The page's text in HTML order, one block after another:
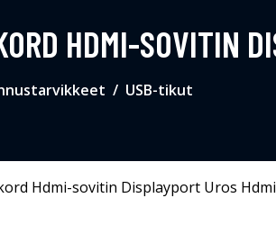
HDMI-SOVITIN
USB-tikut